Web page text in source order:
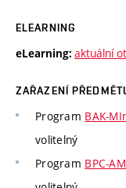
ELEARNING
eLearning: aktuální
ZAŘAZENÍ
Program BAK-
volitelný
Program BPC-